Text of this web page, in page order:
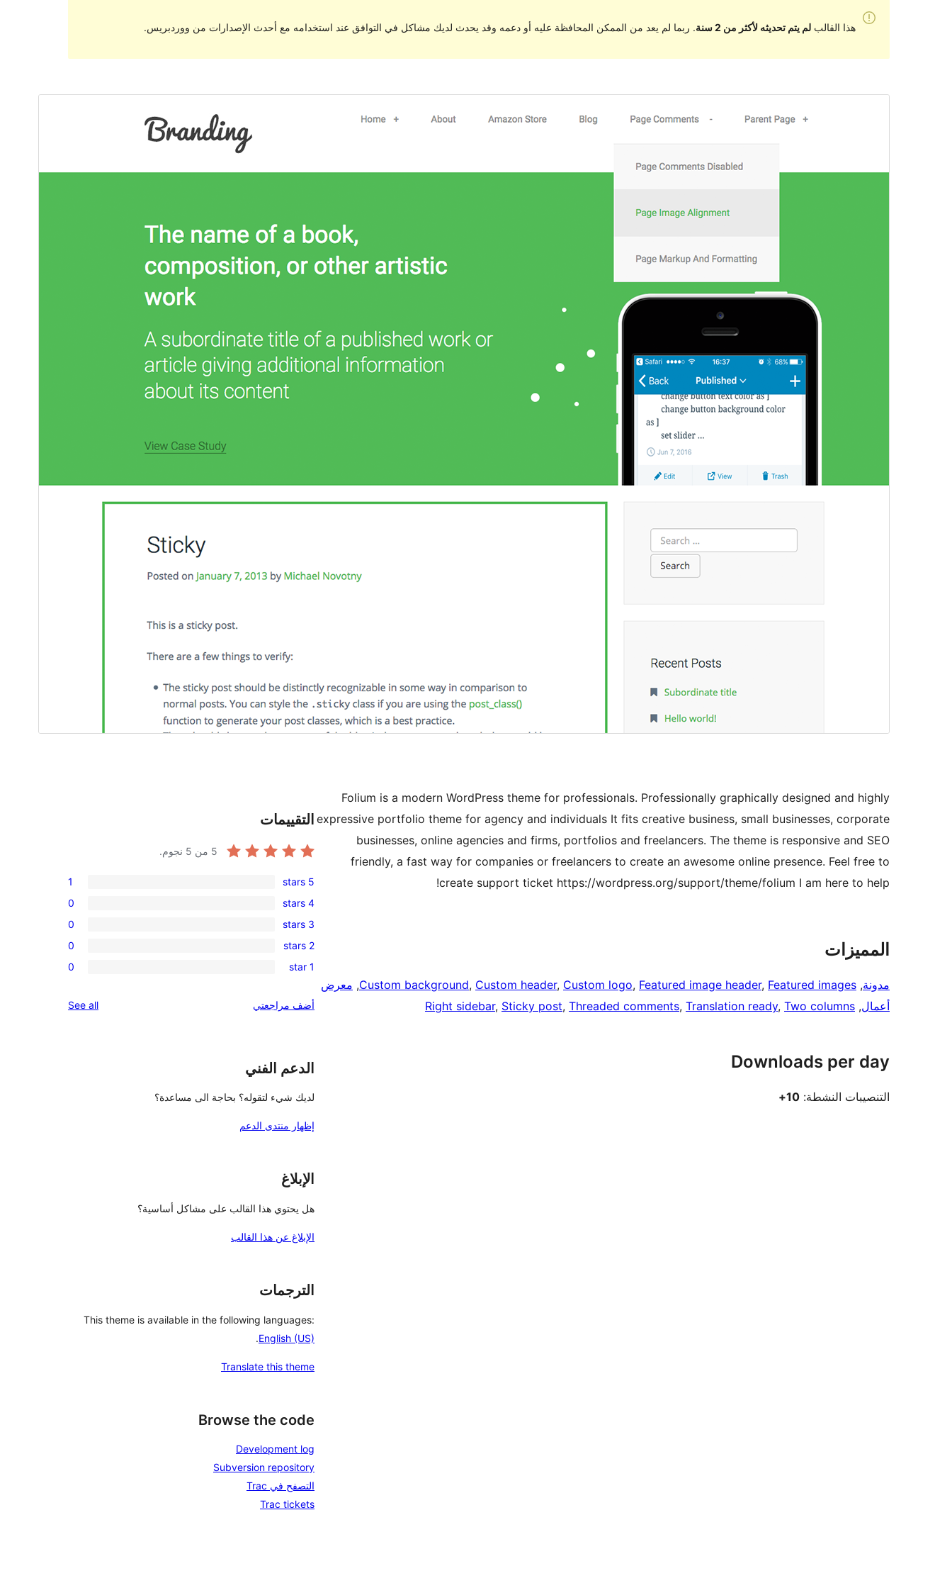
هذا القالبلم يتم تحديثه لأكثر من 2 سنة . ربما لم يعد من الممكن المحافظة عليه أو دعمه وقد يحدث لديك مشاكل في التوافق عند استخدامه مع أحدث الإصدارات من ووردبريس.
Folium is a modern WordPress theme for professionals. Professionally graphically designed and highly
expressive portfolio theme for agency and individuals It fits creative business, small businesses, corporate
businesses, online agencies and firms, portfolios and freelancers. The theme is responsive and SEO
friendly, a fast way for companies or freelancers to create an awesome online presence. Feel free to
create support ticket https://wordpress.org/support/theme/folium I am here to help!
المميزات
مدونة,
Custom background, Custom header, Custom logo, Featured image header, Featured images
, معرض
أعمال,
Right sidebar, Sticky post, Threaded comments, Translation ready, Two columns
Downloads per day
التنصيبات النشطة: 10+
التقييمات
5 من 5 نجوم.
1
5-
star
review
5 stars
1
0
4-
star
reviews
4 stars
0
0
3-
star
3 stars
0
0
reviews
2 stars
0
0
star
1 star
0
أضف مراجعتي See all
الدعم الفني
لديك شيء لتقوله؟ بحاجة الى مساعدة؟
إظهار منتدى الدعم
الإبلاغ
هل يحتوي هذا القالب على مشاكل أساسية؟
الإبلاغ عن هذا القالب
الترجمات
This theme is available in the following languages:
English (US)
.
Translate this theme
Browse the code
Development log
Subversion repository
التصفح في Trac
Trac tickets